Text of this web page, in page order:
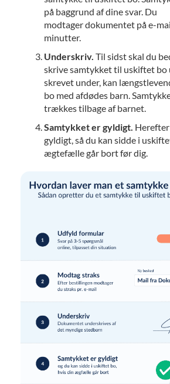
på baggrund af dine svar. Du
modtager dokumentet på e-
minutter.
Underskriv. Til sidst skal du
skrive samtykket til uskiftet bo
skrevet under, kan
bo med afdødes barn.
trækkes tilbage af barnet.
Samtykket er gyldigt.
gyldigt, så du kan sidde i
ægtefælle går bort før dig.